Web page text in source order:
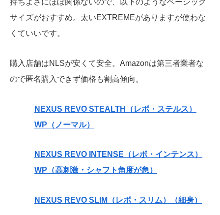
持ちよさにほぼ関係ないので、以下のようなベーシック
サイズがおすすめ。太いEXTREMEがありますが使わな
くていいです。
購入店舗はNLSが安くて安全。Amazonは第三者業者な
ので匿名購入できず価格も割高傾向。
NEXUS REVO STEALTH（レボ・ステルス）
WP（ノーマル）
NEXUS REVO INTENSE（レボ・インテンス）
WP（高刺激・シャフト角度が急）
NEXUS REVO SLIM（レボ・スリム）（細身）